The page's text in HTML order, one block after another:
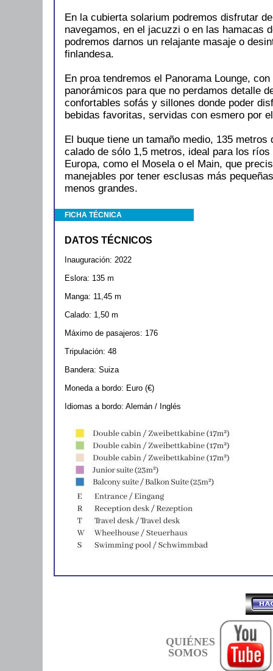
En la cubierta solarium podremos disfrutar
navegamos, en el jacuzzi o en las hamacas
podremos darnos un relajante masaje o
finlandesa.
En proa tendremos el Panorama Lounge,
panorámicos para que no perdamos detalle
confortables sofás y sillones donde poder
bebidas favoritas, servidas con esmero por
El buque tiene un tamaño medio, 135 metros
calado de sólo 1,5 metros, ideal para los
Europa, como el Mosela o el Main, que
manejables por tener esclusas más
menos grandes.
FICHA TÉCNICA
DATOS TÉCNICOS
Inauguración: 2022
Eslora: 135 m
Manga: 11,45 m
Calado: 1,50 m
Máximo de pasajeros: 176
Tripulación: 48
Bandera: Suiza
Moneda a bordo: Euro (€)
Idiomas a bordo: Alemán / Inglés
QUIÉNES
SOMOS